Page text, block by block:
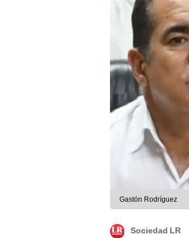
Gastón Rodríguez
Sociedad LR